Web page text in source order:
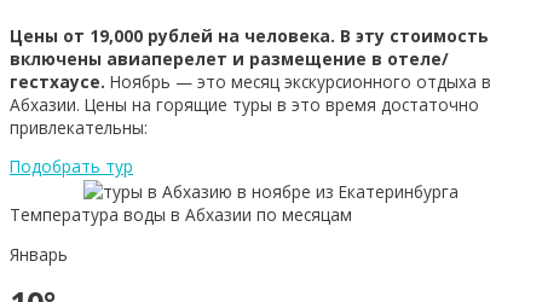
Цены от 19,000 рублей на человека. В эту стоимость
включены авиаперелет и размещение в отеле/
гестхаусе. Ноябрь — это месяц экскурсионного отдыха в
Абхазии. Цены на горящие туры в это время достаточно
привлекательны:
Подобрать тур
Температура воды в Абхазии по месяцам
Январь